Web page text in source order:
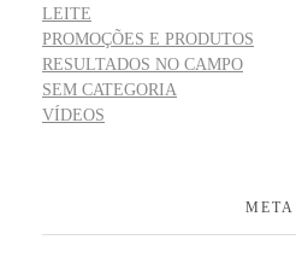
LEITE
PROMOÇÕES E PRODUTOS
RESULTADOS NO CAMPO
SEM CATEGORIA
VÍDEOS
META